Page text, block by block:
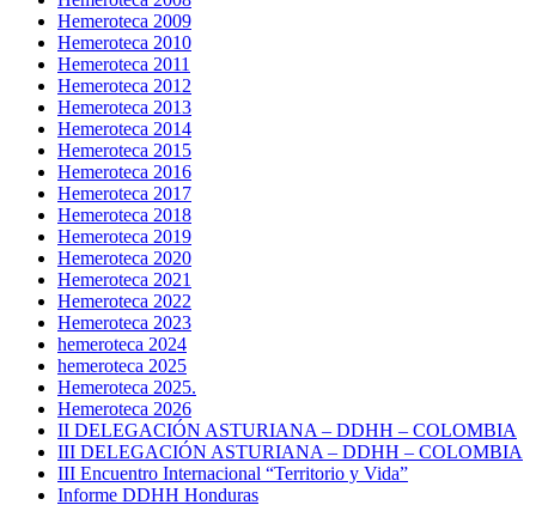
Hemeroteca 2009
Hemeroteca 2010
Hemeroteca 2011
Hemeroteca 2012
Hemeroteca 2013
Hemeroteca 2014
Hemeroteca 2015
Hemeroteca 2016
Hemeroteca 2017
Hemeroteca 2018
Hemeroteca 2019
Hemeroteca 2020
Hemeroteca 2021
Hemeroteca 2022
Hemeroteca 2023
hemeroteca 2024
hemeroteca 2025
Hemeroteca 2025.
Hemeroteca 2026
II DELEGACIÓN ASTURIANA – DDHH – COLOMBIA
III DELEGACIÓN ASTURIANA – DDHH – COLOMBIA
III Encuentro Internacional “Territorio y Vida”
Informe DDHH Honduras